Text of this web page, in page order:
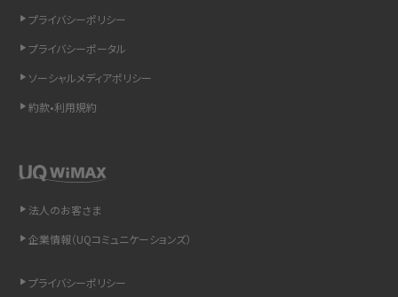
インスタのDMの送り方は？便利機能の使い方や注意点をわかりやすく解説
「iPhoneを探す」の使い方と設定方法を紹介！ブラウザやアプリから探す方法を
詳しく解説
Wi-Fiを快適に使うための速度はどれくらい？用途別の目安・回線ごとの平均を
プライバシーポリシー
プライバシーポータル
ソーシャルメディアポリシー
約款•利用規約
法人のお客さま
企業情報（UQコミュニケーションズ）
プライバシーポリシー